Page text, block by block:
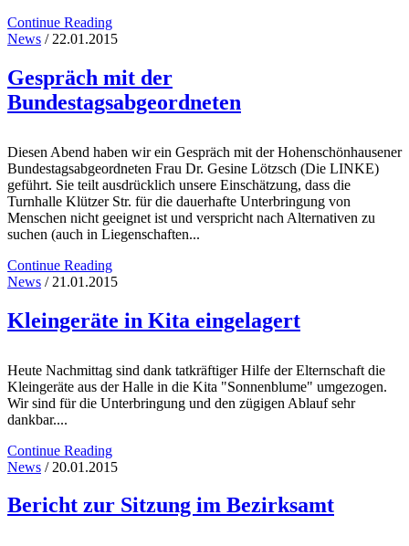
Continue Reading
News / 22.01.2015
Gespräch mit der
Bundestagsabgeordneten
Diesen Abend haben wir ein Gespräch mit der Hohenschönhausener
Bundestagsabgeordneten Frau Dr. Gesine Lötzsch (Die LINKE)
geführt. Sie teilt ausdrücklich unsere Einschätzung, dass die
Turnhalle Klützer Str. für die dauerhafte Unterbringung von
Menschen nicht geeignet ist und verspricht nach Alternativen zu
suchen (auch in Liegenschaften...
Continue Reading
News / 21.01.2015
Kleingeräte in Kita eingelagert
Heute Nachmittag sind dank tatkräftiger Hilfe der Elternschaft die
Kleingeräte aus der Halle in die Kita "Sonnenblume" umgezogen.
Wir sind für die Unterbringung und den zügigen Ablauf sehr
dankbar....
Continue Reading
News / 20.01.2015
Bericht zur Sitzung im Bezirksamt